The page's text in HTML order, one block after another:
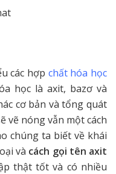
các hợp chất hóa học
học là axit, bazơ và
cơ bản và tổng quát
vẽ nóng vẫn một cách
chúng ta biết về khái
và cách gọi tên axit
thật tốt và có nhiều